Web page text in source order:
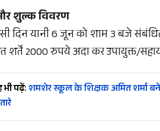
और शुल्क विवरण
दिन यानी 6 जून को शाम 3 बजे
शर्तें 2000 रुपये अदा कर उपायुक्त/
भी पढ़ें:शमशेर स्कूल के शिक्षक अमित शर्मा